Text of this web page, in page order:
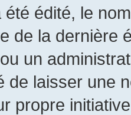
été édité, le
de la dernière
un
de laisser une
propre